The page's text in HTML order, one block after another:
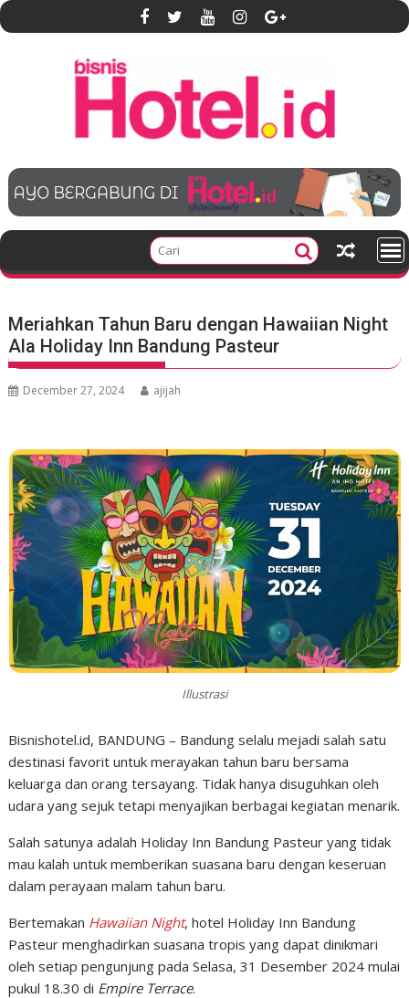
S
k
e
t
Meriahkan Tahun Baru dengan Hawaiian Night
Ala Holiday Inn Bandung Pasteur
December 27, 2024 ajijah
Illustrasi
Bisnishotel.id, BANDUNG – Bandung selalu mejadi salah satu
destinasi favorit untuk merayakan tahun baru bersama
keluarga dan orang tersayang. Tidak hanya disuguhkan oleh
udara yang sejuk tetapi menyajikan berbagai kegiatan menarik.
Salah satunya adalah Holiday Inn Bandung Pasteur yang tidak
mau kalah untuk memberikan suasana baru dengan keseruan
dalam perayaan malam tahun baru.
Bertemakan Hawaiian Night, hotel Holiday Inn Bandung
Pasteur menghadirkan suasana tropis yang dapat dinikmari
oleh setiap pengunjung pada Selasa, 31 Desember 2024 mulai
pukul 18.30 di Empire Terrace.